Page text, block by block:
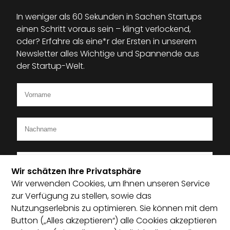
In weniger als 60 Sekunden in Sachen Startups
einen Schritt voraus sein – klingt verlockend,
oder? Erfahre als eine*r der Ersten in unserem
Newsletter alles Wichtige und Spannende aus
der Startup-Welt.
Ich bin Mitglied im Startup-Verband
Ich habe die Datenschutzerklärung zur Kenntnis
genommen und bin damit einverstanden, dass die von
Wir schätzen Ihre Privatsphäre
Wir verwenden Cookies, um Ihnen unseren Service
zur Verfügung zu stellen, sowie das
Nutzungserlebnis zu optimieren. Sie können mit dem
Button („Alles akzeptieren“) alle Cookies akzeptieren